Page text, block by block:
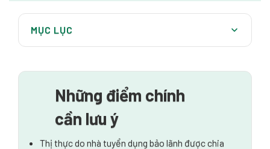
MỤC LỤC
Tiêu chí đủ điều kiện chung cho người lao động được
tài trợ
Vai trò của Nhà tuyển dụng bảo lãnh cho bạn
Những điểm chính
cần lưu ý
Thị thực do nhà tuyển dụng bảo lãnh được chia